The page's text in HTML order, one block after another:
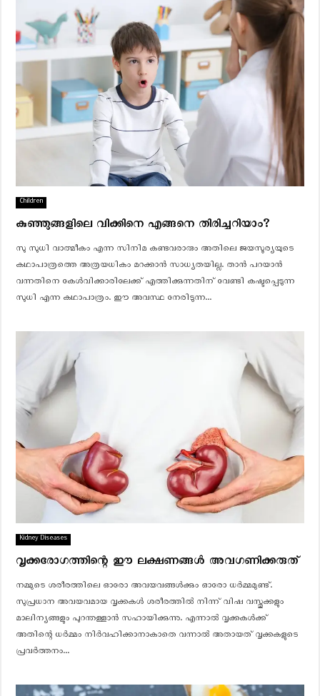
Children
കുഞ്ഞുങ്ങളിലെ വിക്കിനെ എങ്ങനെ തിരിച്ചറിയാം?
സു സുധി വാത്മീകം എന്ന സിനിമ കണ്ടവരാരും അതിലെ ജയസൂര്യയുടെ
കഥാപാത്രത്തെ അത്രയധികം മറക്കാന്‍ സാധ്യതയില്ല. താന്‍ പറയാന്‍
വന്നതിനെ കേള്‍വിക്കാരിലേക്ക് എത്തിക്കുന്നതിന് വേണ്ടി കഷ്ടപ്പെടുന്ന
സുധി എന്ന കഥാപാത്രം. ഈ അവസ്ഥ നേരിടുന്ന...
Kidney Diseases
വൃക്കരോഗത്തിന്റെ ഈ ലക്ഷണങ്ങൾ അവഗണിക്കരുത്
നമ്മുടെ ശരീരത്തിലെ ഓരോ അവയവങ്ങൾക്കും ഓരോ ധർമ്മമുണ്ട്.
സുപ്രധാന അവയവമായ വൃക്കകൾ ശരീരത്തിൽ നിന്ന് വിഷ വസ്തുക്കളും
മാലിന്യങ്ങളും പുറന്തള്ളാൻ സഹായിക്കുന്നു. എന്നാൽ വൃക്കകൾക്ക്
അതിന്റെ ധർമ്മം നിർവഹിക്കാനാകാതെ വന്നാൽ അതായത് വൃക്കകളുടെ
പ്രവർത്തനം...